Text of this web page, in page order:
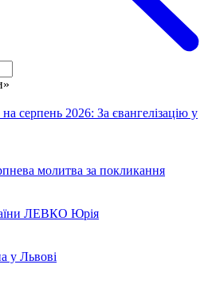
серпень 2026: За євангелізацію у
молитва за покликання
ЛЕВКО Юрія
у Львові